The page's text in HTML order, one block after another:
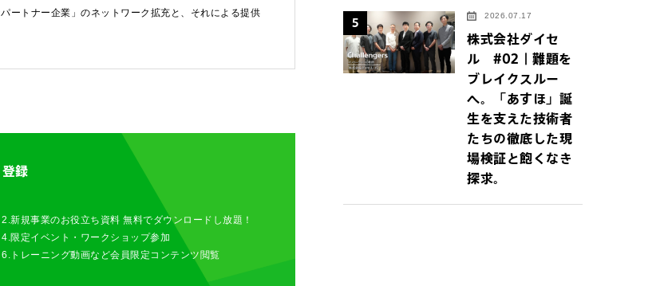
ートナー企業」のネットワーク拡充と、それによる提供
録
2.新規事業のお役立ち資料 無料でダウンロードし放題！
4.限定イベント・ワークショップ参加
6.トレーニング動画など会員限定コンテンツ閲覧
5 2026.07.17
株式会社ダイセ
ル #02｜難題を
ブレイクスルー
へ。「あすほ」誕
生を支えた技術者
たちの徹底した現
場検証と飽くなき
探求。
・お問い合わせは以下のボタンからお願いします（外部サイトにジャンプしま